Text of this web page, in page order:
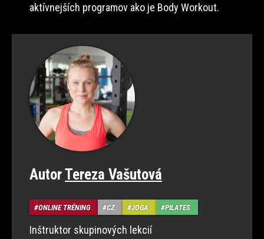
aktívnejších programov ako je Body Workout.
AutorTereza Vašutová
ONLINE TRÉNING CZ JOGA PILATES
Inštruktor skupinových lekcií